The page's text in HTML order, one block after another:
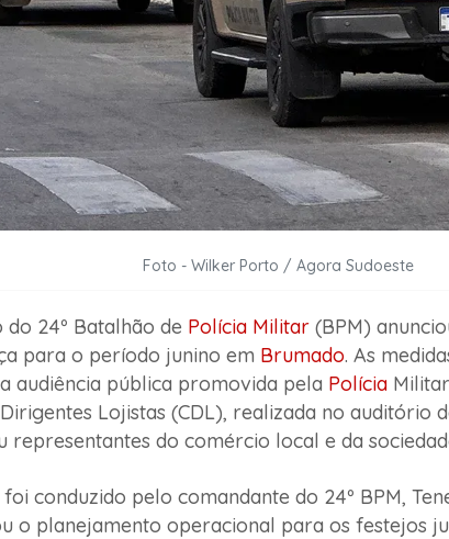
Foto - Wilker Porto / Agora Sudoeste
do 24º Batalhão de Polícia Militar(BPM)
para o período junino em Brumado. As
audiência pública promovida pela Polícia
Lojistas (CDL), realizada no auditório
representantes do comércio local e da
conduzido pelo comandante do 24º BPM,
o planejamento operacional para os festejos